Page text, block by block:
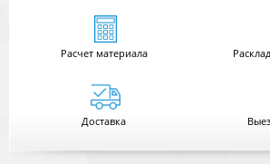
Расчетматериала
Доставка